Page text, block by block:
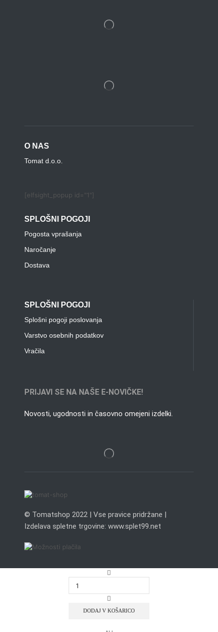
O NAS
Tomat d.o.o.
[elfsight_popup id="1"]
SPLOŠNI POGOJI
Pogosta vprašanja
Naročanje
Dostava
SPLOŠNI POGOJI
Splošni pogoji poslovanja
Varstvo osebnih podatkov
Vračila
PRIJAVI SE NA NAŠE E-NOVIČKE!
Novosti, ugodnosti in časovno omejeni izdelki.
© Tomatshop 2022 | Vse pravice pridržane |
Izdelava spletne trgovine: www.splet99.net
DODAJ V KOŠARICO